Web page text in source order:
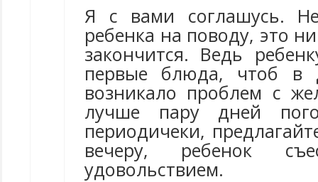
Я с вами соглашусь.
ребенка на поводу, это
закончится. Ведь
первые блюда, чтоб в
возникало проблем с
лучше пару дней
периодичеки,
вечеру, ребенок
удовольствием.